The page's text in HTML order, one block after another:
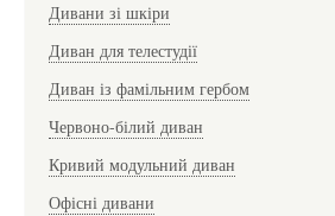
Дивани зі шкіри
Диван для телестудії
Диван із фамільним гербом
Червоно-білий диван
Кривий модульний диван
Офісні дивани